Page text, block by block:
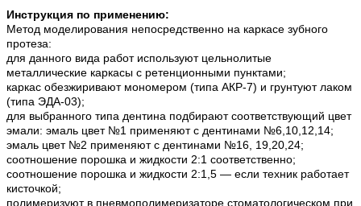
Инструкция по применению:
Метод моделирования непосредственно на каркасе зубного
протеза:
для данного вида работ используют цельнолитые
металлические каркасы с ретенционными пунктами;
каркас обезжиривают мономером (типа АКР-7) и грунтуют лаком
(типа ЭДА-03);
для выбранного типа дентина подбирают соответствующий цвет
эмали: эмаль цвет №1 применяют с дентинами №6,10,12,14;
эмаль цвет №2 применяют с дентинами №16, 19,20,24;
соотношение порошка и жидкости 2:1 соответственно;
соотношение порошка и жидкости 2:1,5 — если техник работает
кисточкой;
полимеризуют в пневмополимеризаторе стоматологическом при